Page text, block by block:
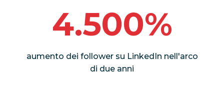
4.500%
aumento dei follower su LinkedIn nell'arco
di due anni